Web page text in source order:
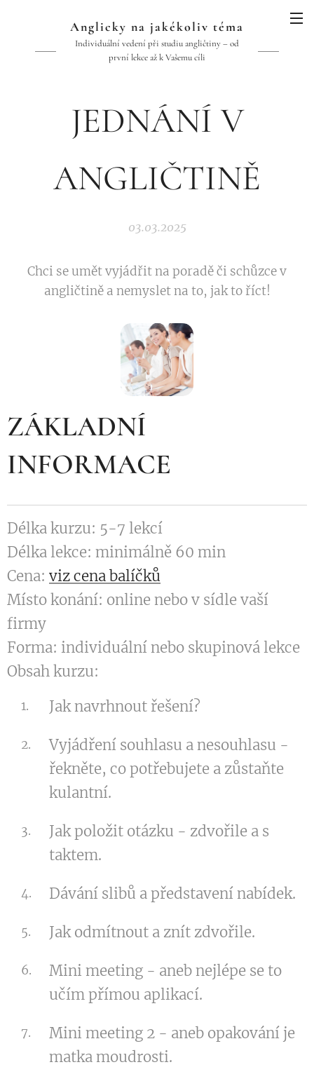
Anglicky na jakékoliv téma
Individuální vedení při studiu angličtiny – od
první lekce až k Vašemu cíli
JEDNÁNÍ V
ANGLIČTINĚ
03.03.2025
Chci se umět vyjádřit na poradě či schůzce v
angličtině a nemyslet na to, jak to říct!
ZÁKLADNÍ
INFORMACE
Délka kurzu: 5-7 lekcí
Délka lekce: minimálně 60 min
Cena: viz cena balíčků
Místo konání: online nebo v sídle vaší
firmy
Forma: individuální nebo skupinová lekce
Obsah kurzu:
Jak navrhnout řešení?
Vyjádření souhlasu a nesouhlasu -
řekněte, co potřebujete a zůstaňte
kulantní.
Jak položit otázku - zdvořile a s
taktem.
Dávání slibů a představení nabídek.
Jak odmítnout a znít zdvořile.
Mini meeting - aneb nejlépe se to
učím přímou aplikací.
Mini meeting 2 - aneb opakování je
matka moudrosti.